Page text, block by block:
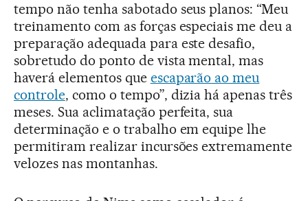
tempo não tenha sabotado seus planos: “Meu
treinamento com as forças especiais me deu a
preparação adequada para este desafio,
sobretudo do ponto de vista mental, mas
haverá elementos que escaparão ao meu
controle, como o tempo”, dizia há apenas três
meses. Sua aclimatação perfeita, sua
determinação e o trabalho em equipe lhe
permitiram realizar incursões extremamente
velozes nas montanhas.